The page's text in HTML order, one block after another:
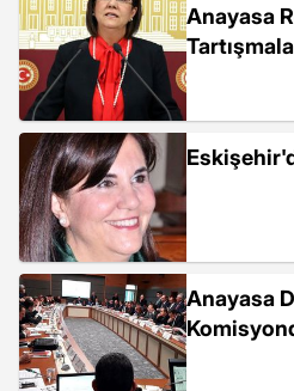
Anayasa
Anayasa